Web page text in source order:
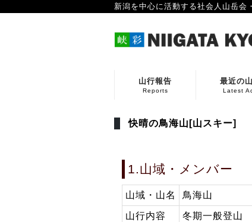
新潟を中心に活動する社会人山岳会
山行報告
Reports
最近の
Latest
快晴の鳥海山[山スキー]
1.山域・メンバー
山域・山名 鳥海山
山行内容 冬期一般登山